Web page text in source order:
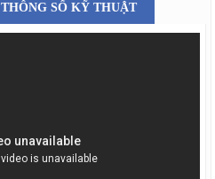
THÔNG SỐ KỸ THUẬT